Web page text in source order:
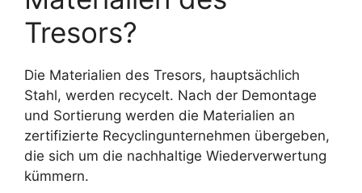
Tresors?
Die Materialien des Tresors, hauptsächlich
Stahl, werden recycelt. Nach der Demontage
und Sortierung werden die Materialien an
zertifizierte Recyclingunternehmen übergeben,
die sich um die nachhaltige Wiederverwertung
kümmern.